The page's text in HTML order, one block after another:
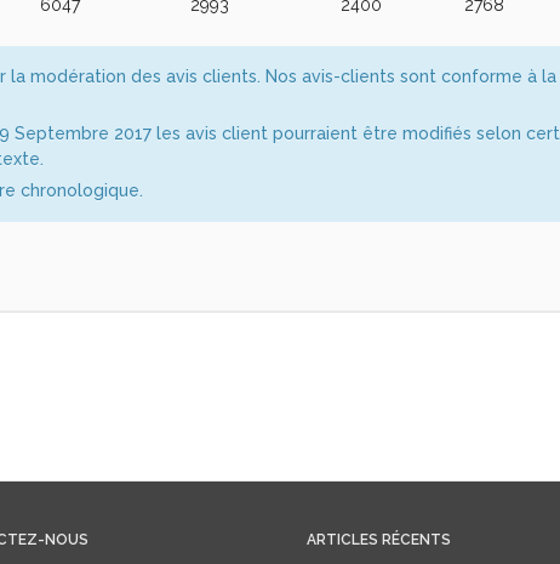
6047 2993 2400 2768
la modération des avis clients. Nos avis-clients sont conforme à
Septembre 2017 les avis client pourraient être modifiés selon
chronologique.
NOUS ARTICLES RÉCENTS